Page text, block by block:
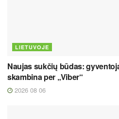
LIETUVOJE
Naujas sukčių būdas:
skambina per „Viber“
2026 08 06